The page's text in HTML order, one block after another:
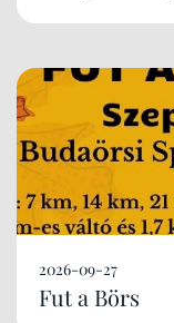
2026-09-27
Fut a Börs